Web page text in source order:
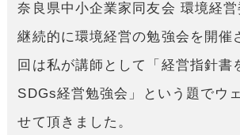
奈良県中小企業家同友会 環境経営
継続的に環境経営の勉強会を開催
回は私が講師として「経営指針書
SDGs経営勉強会」という題でウ
せて頂きました。